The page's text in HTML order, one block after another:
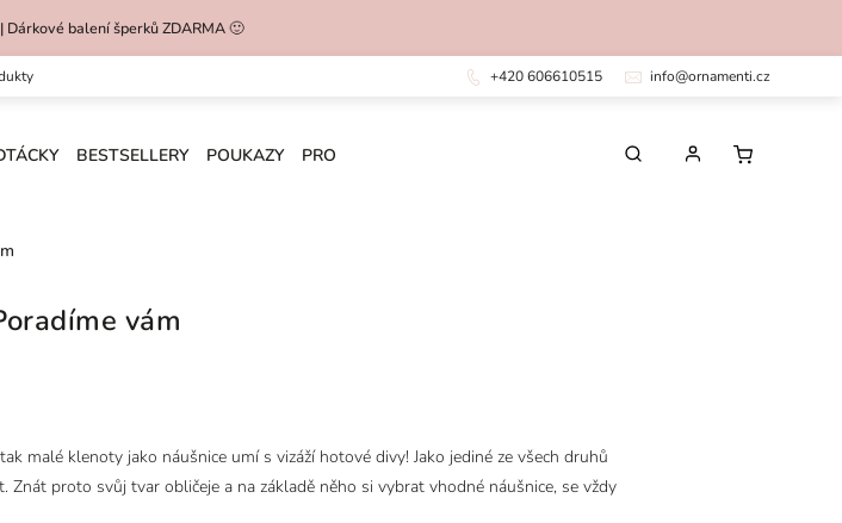
Dárkové balení šperků ZDARMA 🙂
+420 606610515 info@ornamenti.cz
BESTSELLERY POUKAZY PRO DĚTI CHIRURGICKÁ OCEL
vám
malé klenoty jako náušnice umí s vizáží hotové divy! Jako jediné ze všech druhů
proto svůj tvar obličeje a na základě něho si vybrat vhodné náušnice, se vždy